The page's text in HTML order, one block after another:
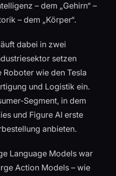
– dem „Gehirn“ –
– dem „Körper“.
dabei in zwei
setzen
wie den Tesla
und Logistik ein.
Segment, in dem
und Figure AI erste
anbieten.
Language Models war
Action Models – wie